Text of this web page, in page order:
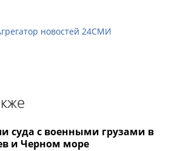
новостей 24СМИ
суда с военными грузами в
и Черном море